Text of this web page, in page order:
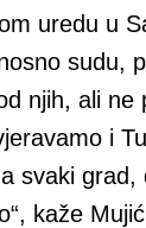
uredu u
sudu,
njih, ali ne
i
svaki grad,
kaže